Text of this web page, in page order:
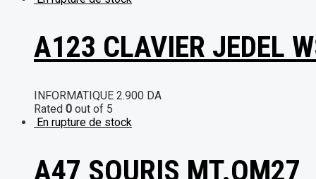
A123 CLAVIER JEDEL
INFORMATIQUE 2.900 DA
Rated 0 out of 5
En rupture de stock
A47 SOURIS MT.OM27